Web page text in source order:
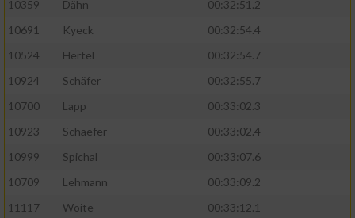
10359
Dähn
00:32:51.2
10691
Kyeck
00:32:54.4
10524
Hertel
00:32:54.7
10924
Schäfer
00:32:55.7
10700
Lapp
00:33:02.3
10923
Schaefer
00:33:02.4
10999
Spichal
00:33:07.6
10709
Lehmann
00:33:09.2
11117
Woite
00:33:12.1
Geräte anhand von aktiv angeforderten
Informationen identifizieren
Nicht-IAB-Verarbeitungszwecke:
Notwendig
Performance
Funktional